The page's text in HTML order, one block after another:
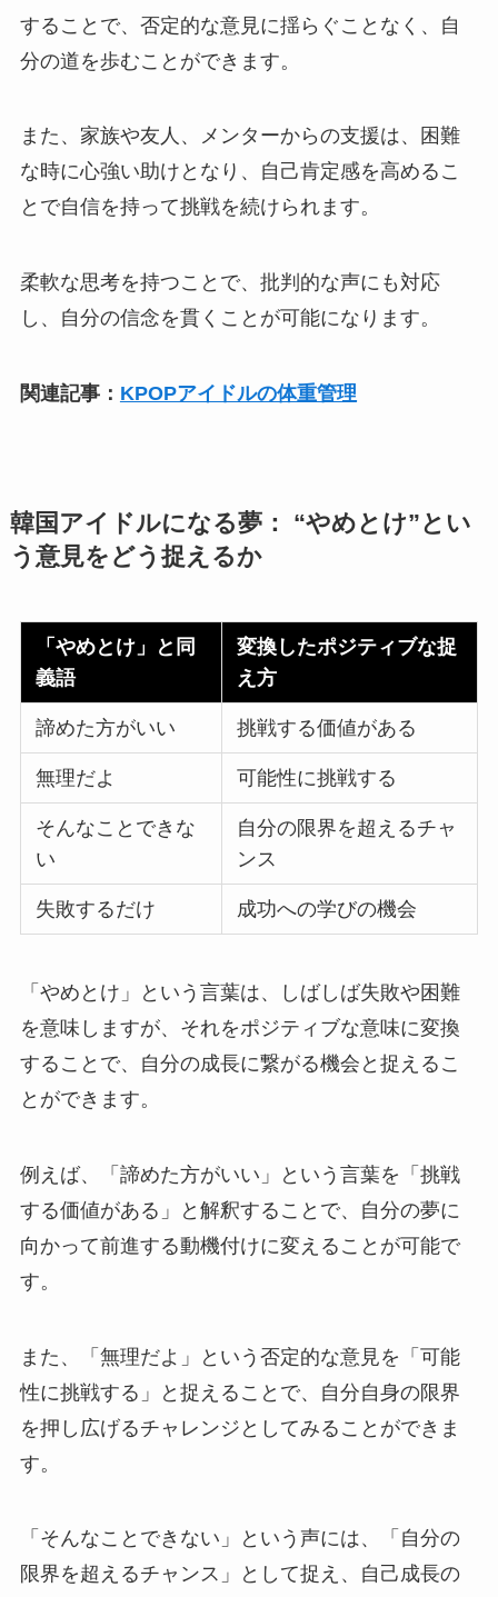
することで、否定的な意見に揺らぐことなく、自
分の道を歩むことができます。
また、家族や友人、メンターからの支援は、困難
な時に心強い助けとなり、自己肯定感を高めるこ
とで自信を持って挑戦を続けられます。
柔軟な思考を持つことで、批判的な声にも対応
し、自分の信念を貫くことが可能になります。
関連記事： KPOPアイドルの体重管理
韓国アイドルになる夢： “やめとけ”とい
う意見をどう捉えるか
「やめとけ」と同
義語
変換したポジティブな捉
え方
諦めた方がいい 挑戦する価値がある
無理だよ 可能性に挑戦する
そんなことできな
い
自分の限界を超えるチャ
ンス
失敗するだけ 成功への学びの機会
「やめとけ」という言葉は、しばしば失敗や困難
を意味しますが、それをポジティブな意味に変換
することで、自分の成長に繋がる機会と捉えるこ
とができます。
例えば、「諦めた方がいい」という言葉を「挑戦
する価値がある」と解釈することで、自分の夢に
向かって前進する動機付けに変えることが可能で
す。
また、「無理だよ」という否定的な意見を「可能
性に挑戦する」と捉えることで、自分自身の限界
を押し広げるチャレンジとしてみることができま
す。
「そんなことできない」という声には、「自分の
限界を超えるチャンス」として捉え、自己成長の